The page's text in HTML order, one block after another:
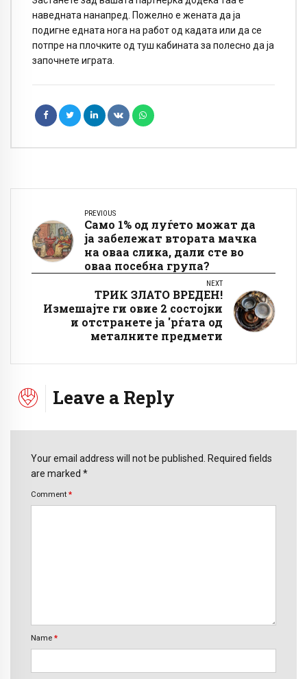
наведната нанапред. Пожелно е жената да ја
подигне едната нога на работ од кадата или да се
потпре на плочките од туш кабината за полесно да ја
започнете играта.
PREVIOUS
Само 1% од луѓето можат да
ја забележат втората мачка
на оваа слика, дали сте во
оваа посебна група?
NEXT
ТРИК ЗЛАТО ВРЕДЕН!
Измешајте ги овие 2 состојки
и отстранете ја 'рѓата од
металните предмети
Leave a Reply
Your email address will not be published. Required fields
are marked *
Comment *
Name *